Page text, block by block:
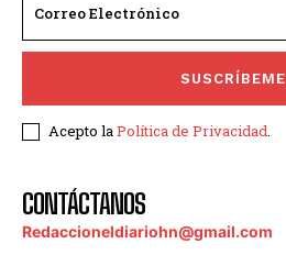
SUSCRÍBEME
Acepto laPolítica de Privacidad.
CONTÁCTANOS
Redaccioneldiariohn@gmail.com